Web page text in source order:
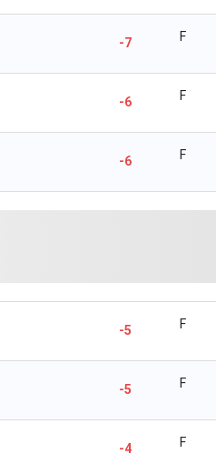
-7 F
-6 F
-6 F
-5 F
-5 F
-4 F